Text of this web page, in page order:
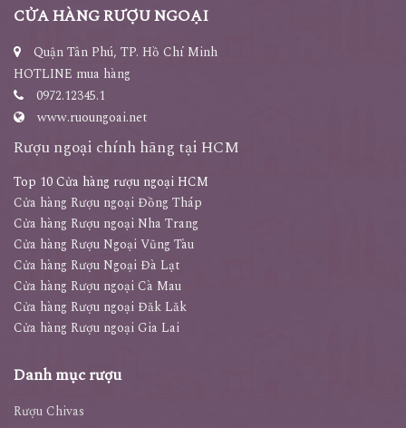
CỬA HÀNG RƯỢU NGOẠI
Quận Tân Phú, TP. Hồ Chí Minh
HOTLINE mua hàng
0972.12345.1
www.ruoungoai.net
Rượu ngoại chính hãng tại HCM
Top 10 Cửa hàng rượu ngoại HCM
Cửa hàng Rượu ngoại Đồng Tháp
Cửa hàng Rượu ngoại Nha Trang
Cửa hàng Rượu Ngoại Vũng Tàu
Cửa hàng Rượu Ngoại Đà Lạt
Cửa hàng Rượu ngoại Cà Mau
Cửa hàng Rượu ngoại Đăk Lăk
Cửa hàng Rượu ngoại Gia Lai
Danh mục rượu
Rượu Chivas